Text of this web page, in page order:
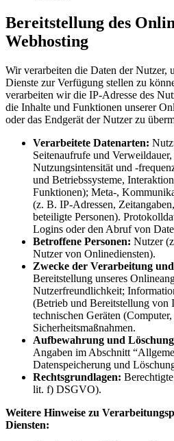
Bereitstellung des
Webhosting
Wir verarbeiten die Daten der Nutzer,
Dienste zur Verfügung stellen zu
verarbeiten wir die IP-Adresse des
die Inhalte und Funktionen unserer
oder das Endgerät der Nutzer zu
Verarbeitete Datenarten:
Seitenaufrufe und
Nutzungsintensität und -
und Betriebssysteme,
Funktionen); Meta-,
(z. B. IP-Adressen,
beteiligte Personen).
Logins oder den Abruf von
Betroffene Personen: Nutzer
Nutzer von Onlinediensten).
Zwecke der Verarbeitung
Bereitstellung unseres
Nutzerfreundlichkeit;
(Betrieb und Bereitstellung von
technischen Geräten
Sicherheitsmaßnahmen.
Aufbewahrung und
Angaben im Abschnitt
Datenspeicherung und
Rechtsgrundlagen:
lit. f) DSGVO).
Weitere Hinweise zu
Diensten: